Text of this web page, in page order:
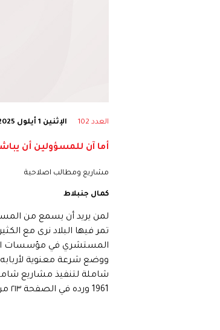
العدد 102 الإثنين 1 أيلول 2025
أما آن للمسؤولين أن
مشاريع ومطالب اصلاحية
كمال جنبلاط
لمن يريد أن يسمع من
تمر فيها البلاد نرى مع
المستشري في مؤسسات
ووضع شرعة معنوية
1961 ورده في الصفحة ٢١٣ من كتابه لبنان والجسر الوطني المقطوع)